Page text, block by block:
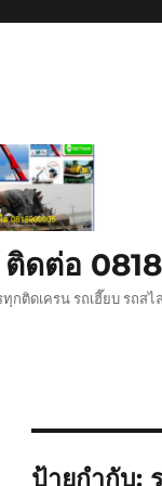
ติดต่อ
กติดเครน รถเฮี๊ยบ รถส
ป้ายกำกับ: